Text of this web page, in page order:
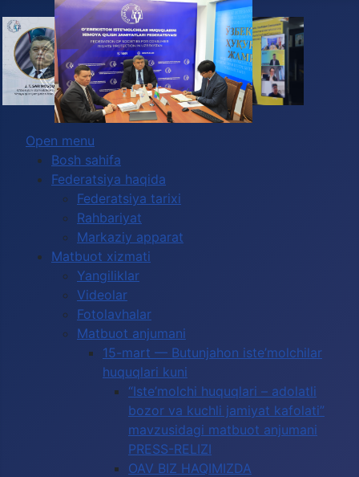
Выберите язык
Open menu
Bosh sahifa
Federatsiya haqida
Federatsiya tarixi
Rahbariyat
Markaziy apparat
Matbuot xizmati
Yangiliklar
Videolar
Fotolavhalar
Matbuot anjumani
15-mart — Butunjahon iste’molchilar
huquqlari kuni
“Iste’molchi huquqlari – adolatli
bozor va kuchli jamiyat kafolati”
mavzusidagi matbuot anjumani
PRESS-RELIZI
OAV BIZ HAQIMIZDA
2027-yilda Global Congress O‘zbekistonda
o‘tkazilishi kutilmoqda